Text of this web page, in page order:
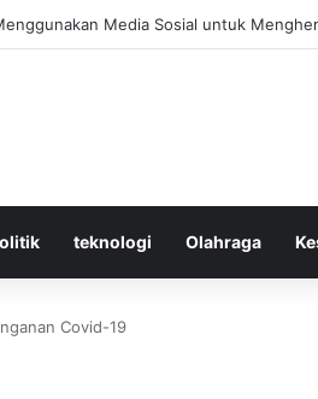
Media Sosial untuk
teknologi Olahraga
Covid-19